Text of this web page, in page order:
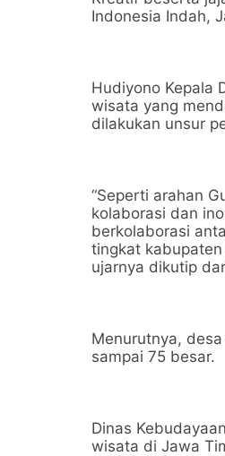
Indonesia Indah,
Hudiyono Kepala
wisata yang
dilakukan unsur
“Seperti arahan
kolaborasi dan
berkolaborasi
tingkat
ujarnya dikutip
Menurutnya,
sampai 75 besar.
Dinas
wisata di Jawa